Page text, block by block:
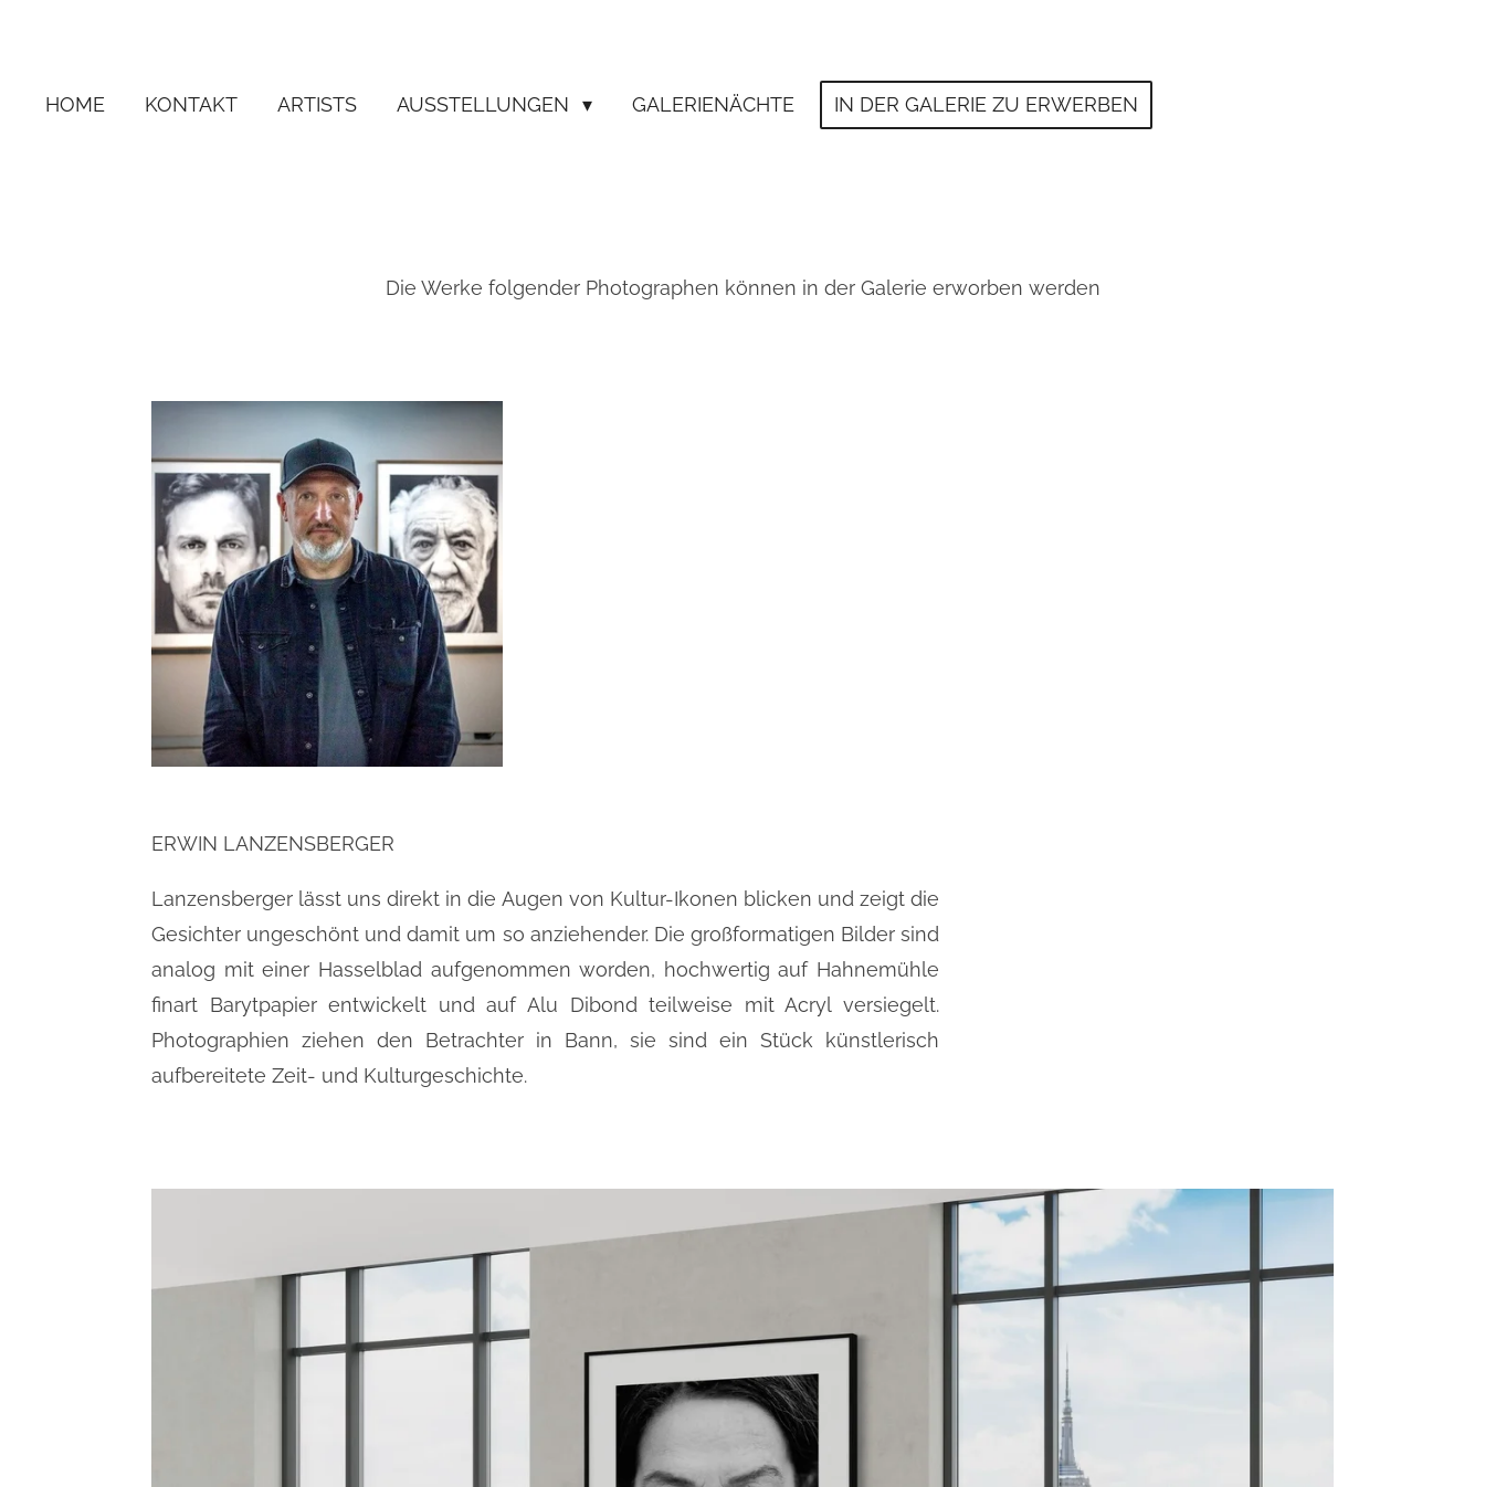
springen
HOME KONTAKT ARTISTS AUSSTELLUNGEN GALERIENÄCHTE IN DER GALERIE ZU ERWERBEN
Die Werke folgender Photographen können in der Galerie erworben werden
ERWIN LANZENSBERGER
Lanzensberger lässt uns direkt in die Augen von Kultur-Ikonen blicken und zeigt die
Gesichter ungeschönt und damit um so anziehender. Die großformatigen Bilder sind
analog mit einer Hasselblad aufgenommen worden, hochwertig auf Hahnemühle
finart Barytpapier entwickelt und auf Alu Dibond teilweise mit Acryl versiegelt.
Photographien ziehen den Betrachter in Bann, sie sind ein Stück künstlerisch
aufbereitete Zeit- und Kulturgeschichte.